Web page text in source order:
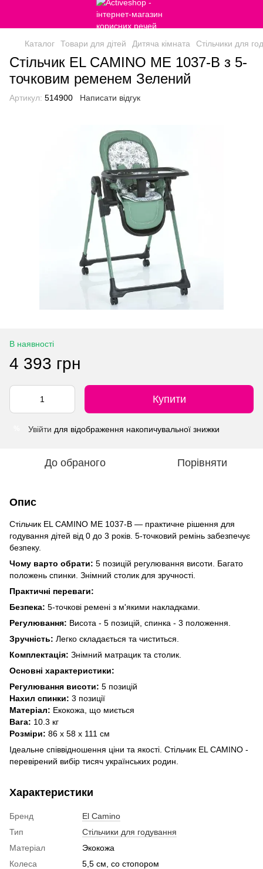
Каталог Товари для дітей Дитяча кімната Стільчики для
Стільчик EL CAMINO ME 1037-B з 5-
точковим ременем Зелений
Артикул: 514900 Написати відгук
В наявності
4 393 грн
Купити
Увійти для відображення накопичувальної знижки
До обраного Порівняти
Опис
Стільчик EL CAMINO ME 1037-B — практичне рішення для
годування дітей від 0 до 3 років. 5-точковий ремінь забезпечує
безпеку.
Чому варто обрати: 5 позицій регулювання висоти. Багато
положень спинки. Знімний столик для зручності.
Практичні переваги:
Безпека: 5-точкові ремені з м'якими накладками.
Регулювання: Висота - 5 позицій, спинка - 3 положення.
Зручність: Легко складається та чиститься.
Комплектація: Знімний матрацик та столик.
Основні характеристики:
Регулювання висоти: 5 позицій
Нахил спинки: 3 позиції
Матеріал: Екокожа, що миється
Вага: 10.3 кг
Розміри: 86 х 58 х 111 см
Ідеальне співвідношення ціни та якості. Стільчик EL CAMINO -
перевірений вибір тисяч українських родин.
Характеристики
Бренд
El Camino
Тип
Стільчики для годування
Матеріал
Экокожа
Колеса
5,5 см, со стопором